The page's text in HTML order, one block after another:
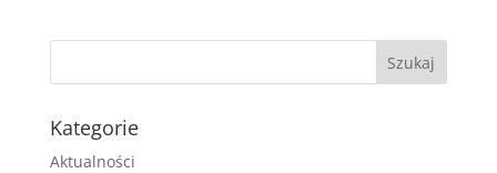
Kategorie
Aktualności